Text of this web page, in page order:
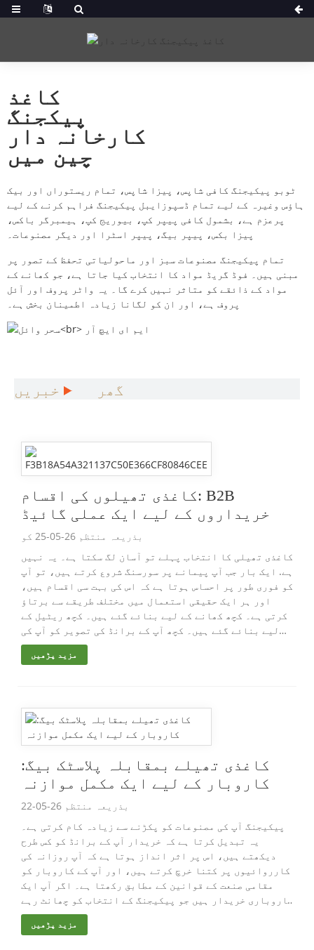
کاغذ
پیکجنگ
کارخانہ دار
چین میں
ٹوبو پیکیجنگ کافی شاپس، پیزا شاپس، تمام ریستوراں اور بیک
ہاؤس وغیرہ کے لیے تمام ڈسپوزایبل پیکیجنگ فراہم کرنے کے لیے
پرعزم ہے، بشمول کافی پیپر کپ، بیوریج کپ، ہیمبرگر باکس،
پیزا بکس، پیپر بیگ، پیپر اسٹرا اور دیگر مصنوعات۔
تمام پیکیجنگ مصنوعات سبز اور ماحولیاتی تحفظ کے تصور پر
مبنی ہیں۔ فوڈ گریڈ مواد کا انتخاب کیا جاتا ہے، جو کھانے کے
مواد کے ذائقے کو متاثر نہیں کرے گا۔ یہ واٹر پروف اور آئل
پروف ہے، اور ان کو لگانا زیادہ اطمینان بخش ہے۔
گھر خبریں
کاغذی تھیلوں کی اقسام: B2B
خریداروں کے لیے ایک عملی گائیڈ
بذریعہ منتظم 26-05-25 کو
کاغذی تھیلی کا انتخاب پہلے تو آسان لگ سکتا ہے۔ یہ نہیں
ہے. ایک بار جب آپ پیمانے پر سورسنگ شروع کرتے ہیں، تو آپ
کو فوری طور پر احساس ہوتا ہے کہ اس کی بہت سی اقسام ہیں،
اور ہر ایک حقیقی استعمال میں مختلف طریقے سے برتاؤ
کرتی ہے۔ کچھ کھانے کے لیے بنائے گئے ہیں۔ کچھ ریٹیل کے
لیے بنائے گئے ہیں۔ کچھ آپ کے برانڈ کی تصویر کو آپ کی
مزید پڑھیں
کاغذی تھیلے بمقابلہ پلاسٹک بیگ:
کاروبار کے لیے ایک مکمل موازنہ
بذریعہ منتظم 26-05-22
پیکیجنگ آپ کی مصنوعات کو پکڑنے سے زیادہ کام کرتی ہے۔
یہ تبدیل کرتا ہے کہ خریدار آپ کے برانڈ کو کس طرح
دیکھتے ہیں، اس پر اثر انداز ہوتا ہے کہ آپ روزانہ کی
کارروائیوں پر کتنا خرچ کرتے ہیں، اور آپ کے کاروبار کو
مقامی صنعت کے قوانین کے مطابق رکھتا ہے۔ اگر آپ ایک
کاروباری خریدار ہیں جو پیکیجنگ کے انتخاب کو چھانٹ رہے
مزید پڑھیں